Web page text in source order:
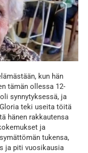
kun hän
tämän ollessa 12-
synnytyksessä, ja
teki useita töitä
hänen rakkautensa
ja
tukensa,
ja piti vuosikausia